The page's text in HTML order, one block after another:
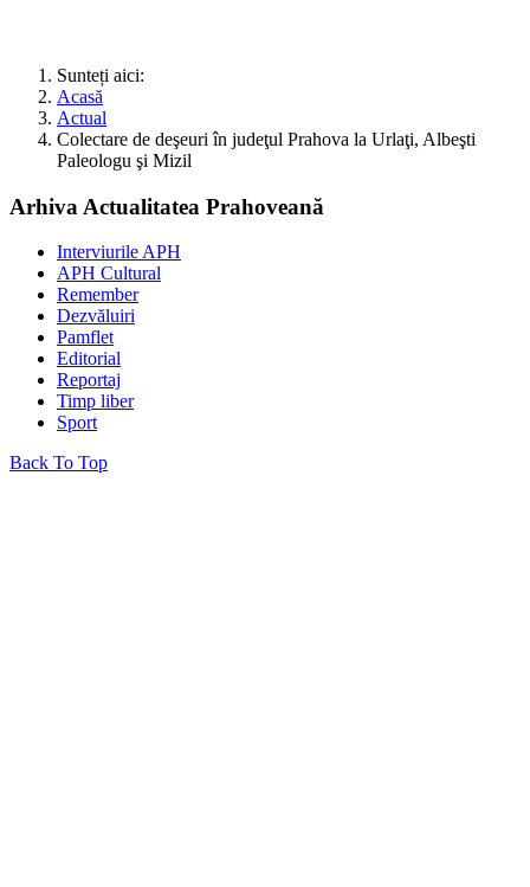
Sunteți aici:
Acasă
Actual
Colectare de deşeuri în judeţul Prahova la Urlaţi, Albeşti
Paleologu şi Mizil
Arhiva Actualitatea Prahoveană
Interviurile APH
APH Cultural
Remember
Dezvăluiri
Pamflet
Editorial
Reportaj
Timp liber
Sport
Back To Top